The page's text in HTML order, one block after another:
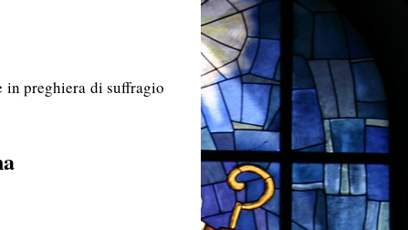
in preghiera di suffragio